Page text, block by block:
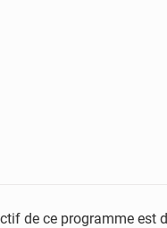
de ce programme est